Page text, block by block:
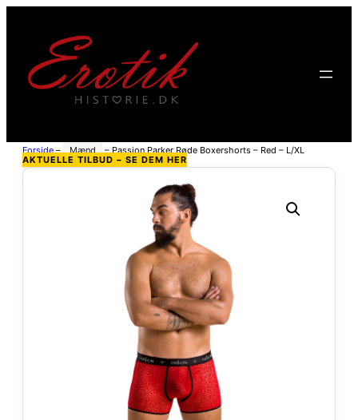
Forside– Mænd –Passion Parker Røde Boxershorts – Red – L/XL
AKTUELLE TILBUD – SE DEM HER